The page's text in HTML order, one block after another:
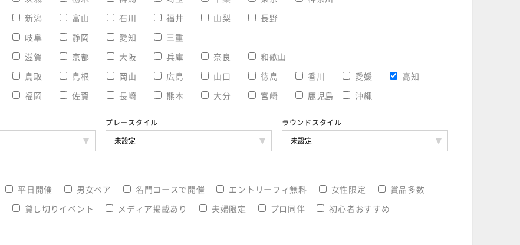
新潟 富山 石川 福井 山梨 長野
岐阜 静岡 愛知 三重
滋賀 京都 大阪 兵庫 奈良 和歌山
鳥取 島根 岡山 広島 山口 徳島 香川 愛媛 高知
福岡 佐賀 長崎 熊本 大分 宮崎 鹿児島 沖縄
プレースタイル ラウンドスタイル
平日開催 男女ペア 名門コースで開催 エントリーフィ無料 女性限定 賞品多数
貸し切りイベント メディア掲載あり 夫婦限定 プロ同伴 初心者おすすめ